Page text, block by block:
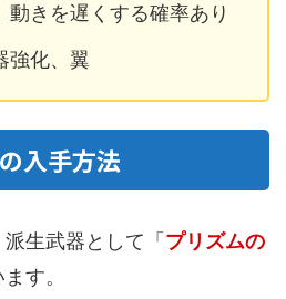
きを遅くする確率あり
強化、翼
入手方法
生武器として「 プリズムの
す。